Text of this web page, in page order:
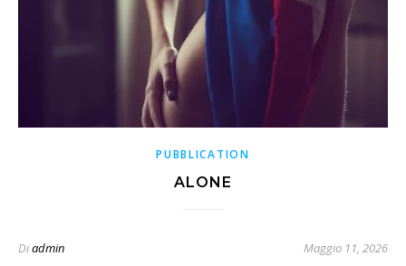
PUBBLICATION
ALONE
Diadmin Maggio 11, 2026